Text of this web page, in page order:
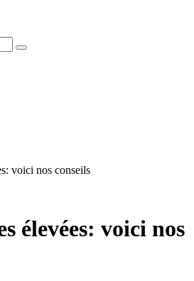
voici nos conseils
élevées: voici nos